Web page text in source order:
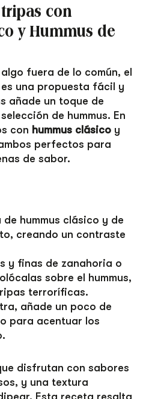
con
y Hummus de
fuera de lo común, el
una propuesta fácil y
añade un toque de
de hummus. En
con hummus clásicoy
perfectos para
de sabor.
hummus clásico y de
creando un contraste
y finas de zanahoria o
sobre el hummus,
terroríficas.
añade un poco de
para acentuar los
disfrutan con sabores
y una textura
Esta receta resalta